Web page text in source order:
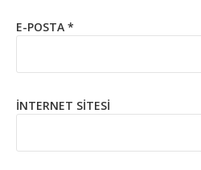
E-POSTA *
İNTERNET SITESI